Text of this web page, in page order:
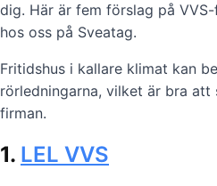
dig. Här är fem förslag på
hos oss på Sveatag.
Fritidshus i kallare klimat kan
rörledningarna, vilket är bra att
firman.
1. LEL VVS